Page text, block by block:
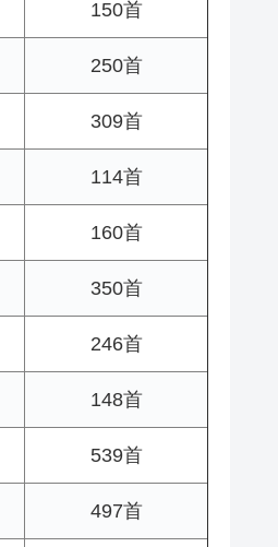
150首
250首
309首
114首
160首
350首
246首
148首
539首
497首